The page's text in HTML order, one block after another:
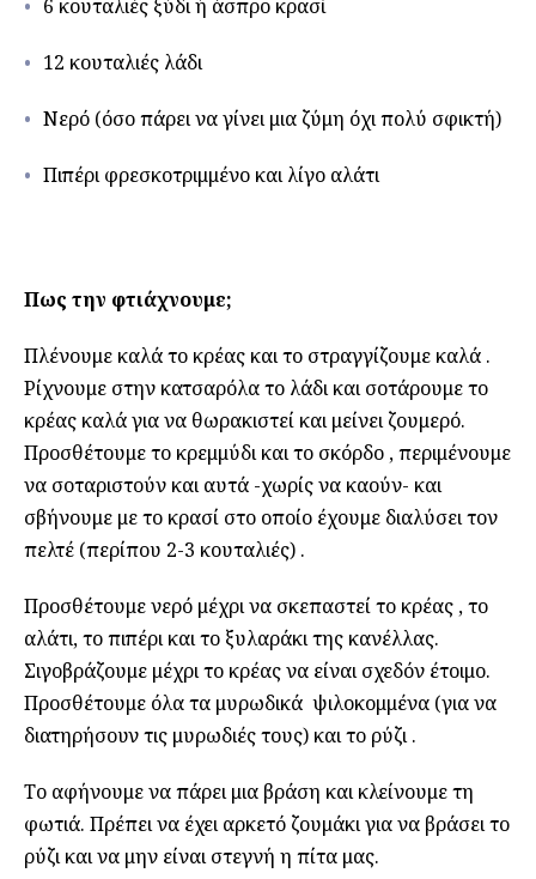
6 κουταλιές ξύδι ή άσπρο κρασί
12 κουταλιές λάδι
Νερό (όσο πάρει να γίνει μια ζύμη όχι πολύ σφικτή)
Πιπέρι φρεσκοτριμμένο και λίγο αλάτι
Πως την φτιάχνουμε;
Πλένουμε καλά το κρέας και το στραγγίζουμε καλά .
Ρίχνουμε στην κατσαρόλα το λάδι και σοτάρουμε το
κρέας καλά για να θωρακιστεί και μείνει ζουμερό.
Προσθέτουμε το κρεμμύδι και το σκόρδο , περιμένουμε
να σοταριστούν και αυτά -χωρίς να καούν- και
σβήνουμε με το κρασί στο οποίο έχουμε διαλύσει τον
πελτέ (περίπου 2-3 κουταλιές) .
Προσθέτουμε νερό μέχρι να σκεπαστεί το κρέας , το
αλάτι, το πιπέρι και το ξυλαράκι της κανέλλας.
Σιγοβράζουμε μέχρι το κρέας να είναι σχεδόν έτοιμο.
Προσθέτουμε όλα τα μυρωδικά ψιλοκομμένα (για να
διατηρήσουν τις μυρωδιές τους) και το ρύζι .
Το αφήνουμε να πάρει μια βράση και κλείνουμε τη
φωτιά. Πρέπει να έχει αρκετό ζουμάκι για να βράσει το
ρύζι και να μην είναι στεγνή η πίτα μας.